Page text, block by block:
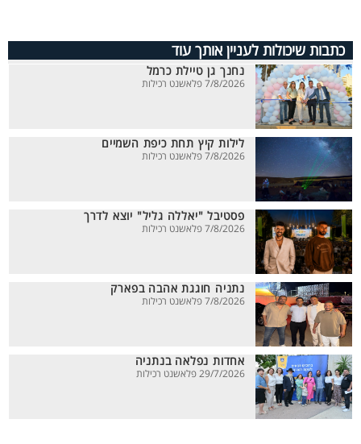
כתבות שיכולות לעניין אותך עוד
נחנך גן טיילת כרמל
7/8/2026 פלאשנט רכילות
לילות קיץ תחת כיפת השמיים
7/8/2026 פלאשנט רכילות
פסטיבל "יאללה גליל" יוצא לדרך
7/8/2026 פלאשנט רכילות
נתניה חוגגת אהבה בפארק
7/8/2026 פלאשנט רכילות
אחדות נפלאה בנתניה
29/7/2026 פלאשנט רכילות